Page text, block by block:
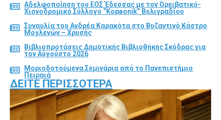
Αδελφοποίηση του ΕΟΣ Έδεσσας με τον Ορειβατικό-
Χιονοδρομικό Σύλλογο “Kopaonik” Βελιγραδίου
Συναυλία του Ανδρέα Καρακότα στο Βυζαντινό Κάστρο
Μογλενών – Χρυσής
Βιβλιοπροτάσεις Δημοτικής Βιβλιοθήκης Σκύδρας για
τον Αύγούστο 2026
Μοριοδοτούμενα Σεμινάρια από το Πανεπιστήμιο
Πειραιά
ΔΕΊΤΕ ΠΕΡΙΣΣΌΤΕΡΑ